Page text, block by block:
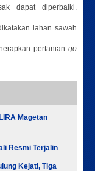
dapat diperbaiki.
lahan sawah
pertanian go
Magetan
Resmi Terjalin
Kejati, Tiga